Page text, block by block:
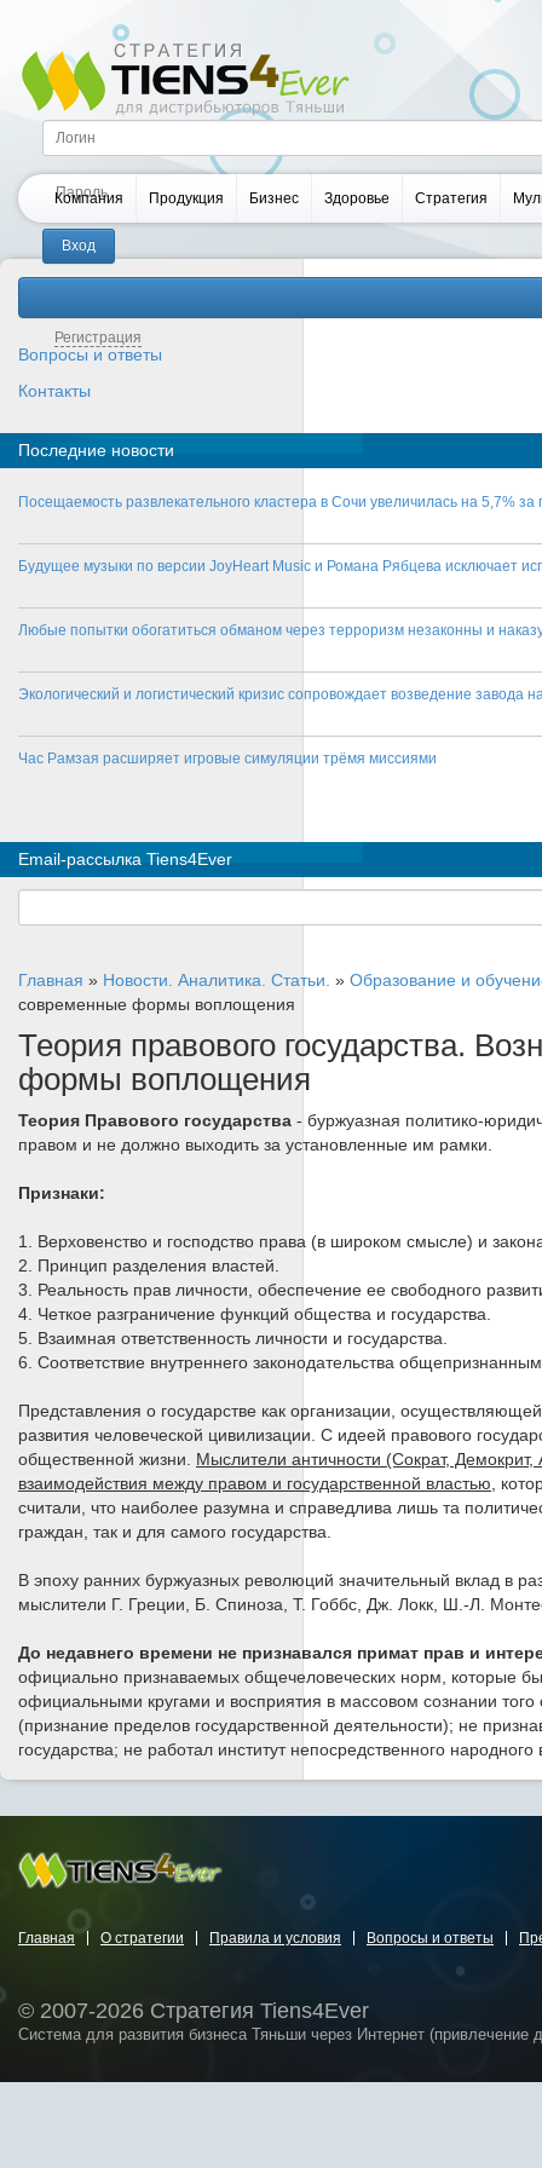
Регистрация
Компания Продукция Бизнес Здоровье Стратегия
Вопросы и ответы
Контакты
Последние новости
Посещаемость развлекательного кластера в Сочи увеличилась на 5,7% за
Будущее музыки по версии JoyHeart Music и Романа Рябцева исключает
Любые попытки обогатиться обманом через терроризм незаконны и
Экологический и логистический кризис сопровождает возведение завода
Час Рамзая расширяет игровые симуляции трёмя миссиями
Email-рассылка Tiens4Ever
Главная » Новости. Аналитика. Статьи. » Образование и
современные формы воплощения
Теория правового государства.
формы воплощения
Теория Правового государства - буржуазная политико-
правом и не должно выходить за установленные им рамки.
Признаки:
1. Верховенство и господство права (в широком смысле) и
2. Принцип разделения властей.
3. Реальность прав личности, обеспечение ее свободного
4. Четкое разграничение функций общества и государства.
5. Взаимная ответственность личности и государства.
6. Соответствие внутреннего законодательства
Представления о государстве как организации,
развития человеческой цивилизации. С идеей правового
общественной жизни. Мыслители античности (Сократ,
взаимодействия между правом и государственной властью ,
считали, что наиболее разумна и справедлива лишь та
граждан, так и для самого государства.
В эпоху ранних буржуазных революций значительный вклад в
мыслители Г. Греции, Б. Спиноза, Т. Гоббс, Дж. Локк, Ш.-Л.
До недавнего времени не признавался примат прав и
официально признаваемых общечеловеческих норм, которые
официальными кругами и восприятия в массовом сознании того
(признание пределов государственной деятельности); не
государства; не работал институт непосредственного
Главная О стратегии Правила и условия Вопросы и ответы
© 2007-2026 Стратегия Tiens4Ever
Система для развития бизнеса Тяньши через Интернет (привлечение